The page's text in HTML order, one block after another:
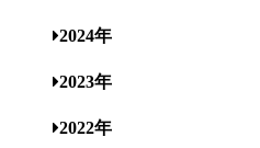
2024年
2023年
2022年